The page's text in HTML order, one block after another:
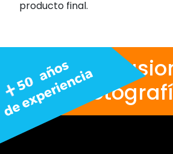
producto final.
Nos